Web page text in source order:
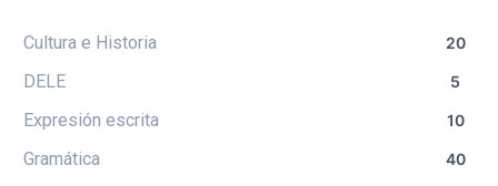
Cultura e Historia 20
DELE 5
Expresión escrita 10
Gramática 40